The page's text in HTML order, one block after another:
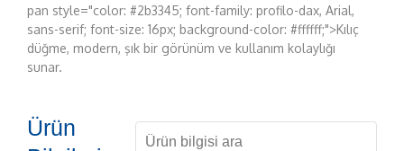
pan style="color: #2b3345; font-family: profilo-dax, Arial,
sans-serif; font-size: 16px; background-color: #ffffff;">Kılıç
düğme, modern, şık bir görünüm ve kullanım kolaylığı
sunar.
Ürün